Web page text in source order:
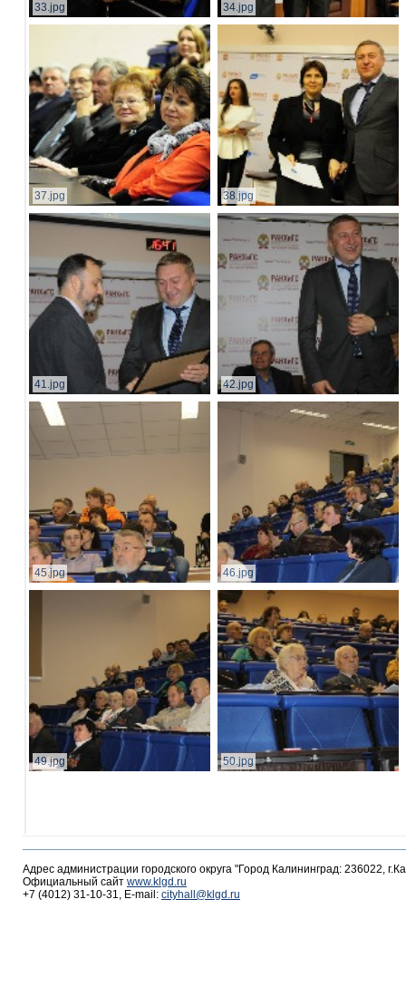
33.jpg 34.jpg
37.jpg 38.jpg
41.jpg 42.jpg
45.jpg 46.jpg
49.jpg 50.jpg
Адрес администрации городского округа "Город Калининград: 236022,
Официальный сайт www.klgd.ru
+7 (4012) 31-10-31, E-mail: cityhall@klgd.ru